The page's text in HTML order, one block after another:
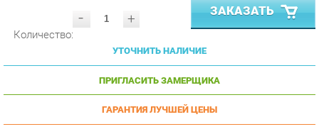
УТОЧНИТЬ НАЛИЧИЕ
ПРИГЛАСИТЬ ЗАМЕРЩИКА
ГАРАНТИЯ ЛУЧШЕЙ ЦЕНЫ
по г. Екатеринбурги до ТК -
бесплатна при заказе от30000 р.